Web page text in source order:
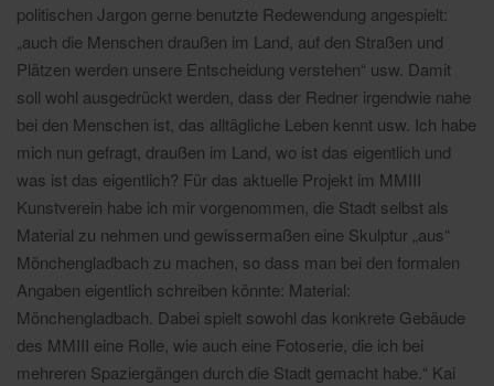
politischen Jargon gerne benutzte Redewendung angespielt:
„auch die Menschen draußen im Land, auf den Straßen und
Plätzen werden unsere Entscheidung verstehen“ usw. Damit
soll wohl ausgedrückt werden, dass der Redner irgendwie nahe
bei den Menschen ist, das alltägliche Leben kennt usw. Ich habe
mich nun gefragt, draußen im Land, wo ist das eigentlich und
was ist das eigentlich? Für das aktuelle Projekt im MMIII
Kunstverein habe ich mir vorgenommen, die Stadt selbst als
Material zu nehmen und gewissermaßen eine Skulptur „aus“
Mönchengladbach zu machen, so dass man bei den formalen
Angaben eigentlich schreiben könnte: Material:
Mönchengladbach. Dabei spielt sowohl das konkrete Gebäude
des MMIII eine Rolle, wie auch eine Fotoserie, die ich bei
mehreren Spaziergängen durch die Stadt gemacht habe.“ Kai